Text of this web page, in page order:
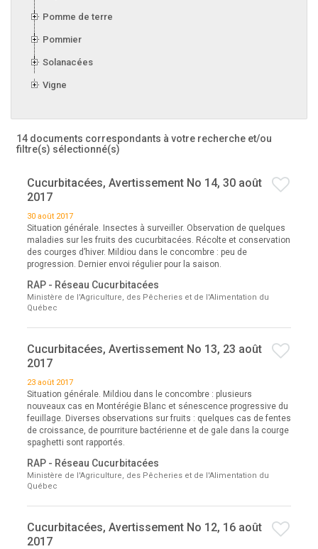
Pomme de terre
Pommier
Solanacées
Vigne
14 documents correspondants à votre recherche et/ou
filtre(s) sélectionné(s)
Cucurbitacées, Avertissement No 14, 30 août
2017
30 août 2017
Situation générale. Insectes à surveiller. Observation de quelques
maladies sur les fruits des cucurbitacées. Récolte et conservation
des courges d’hiver. Mildiou dans le concombre : peu de
progression. Dernier envoi régulier pour la saison.
RAP - Réseau Cucurbitacées
Ministère de l'Agriculture, des Pêcheries et de l'Alimentation du
Québec
Cucurbitacées, Avertissement No 13, 23 août
2017
23 août 2017
Situation générale. Mildiou dans le concombre : plusieurs
nouveaux cas en Montérégie Blanc et sénescence progressive du
feuillage. Diverses observations sur fruits : quelques cas de fentes
de croissance, de pourriture bactérienne et de gale dans la courge
spaghetti sont rapportés.
RAP - Réseau Cucurbitacées
Ministère de l'Agriculture, des Pêcheries et de l'Alimentation du
Québec
Cucurbitacées, Avertissement No 12, 16 août
2017